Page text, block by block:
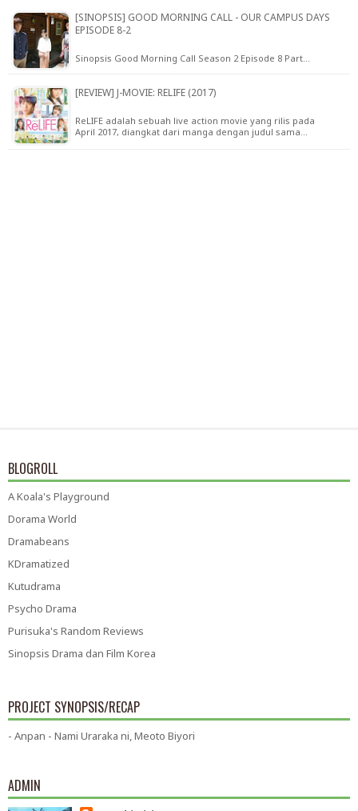
[SINOPSIS] GOOD MORNING CALL - OUR CAMPUS DAYS
EPISODE 8-2
Sinopsis Good Morning Call Season 2 Episode 8 Part…
[REVIEW] J-MOVIE: RELIFE (2017)
ReLIFE adalah sebuah live action movie yang rilis pada
April 2017, diangkat dari manga dengan judul sama…
BLOGROLL
A Koala's Playground
Dorama World
Dramabeans
KDramatized
Kutudrama
Psycho Drama
Purisuka's Random Reviews
Sinopsis Drama dan Film Korea
PROJECT SYNOPSIS/RECAP
- Anpan - Nami Uraraka ni, Meoto Biyori
ADMIN